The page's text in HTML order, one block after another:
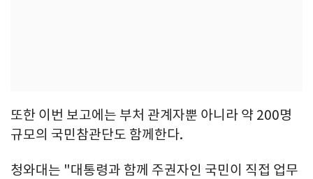
또한 이번 보고에는 부처 관계자뿐 아니라 약 200명
규모의 국민참관단도 함께한다.
청와대는 "대통령과 함께 주권자인 국민이 직접 업무